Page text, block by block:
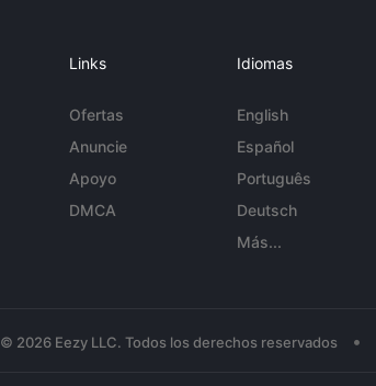
Links
Ofertas
Anuncie
Apoyo
DMCA
Idiomas
English
Español
Português
Deutsch
Más...
© 2026 Eezy LLC. Todos los derechos reservados •